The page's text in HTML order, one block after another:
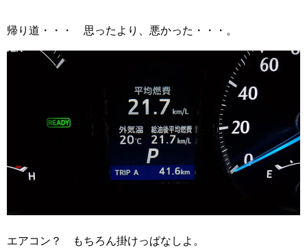
帰り道・・・ 思ったより、悪かった・・・。
エアコン？ もちろん掛けっぱなしよ。